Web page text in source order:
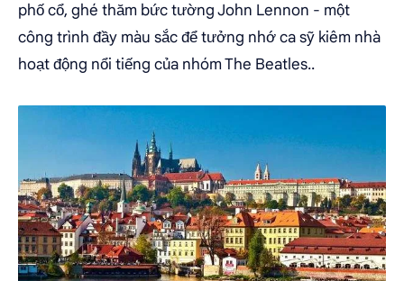
phố cổ, ghé thăm bức tường John Lennon - một
công trình đầy màu sắc để tưởng nhớ ca sỹ kiêm nhà
hoạt động nổi tiếng của nhóm The Beatles..